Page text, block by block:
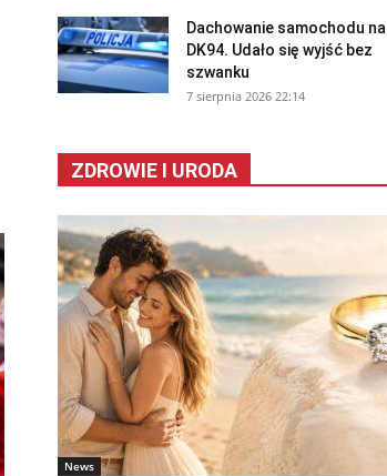
Dachowanie samochodu na
DK94. Udało się wyjść bez
szwanku
7 sierpnia 2026 22:14
ZDROWIE I URODA
News